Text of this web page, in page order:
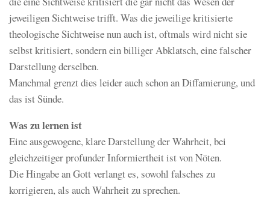
jeweiligen Sichtweise trifft. Was die jeweilige kritisierte
theologische Sichtweise nun auch ist, oftmals wird nicht sie
selbst kritisiert, sondern ein billiger Abklatsch, eine falscher
Darstellung derselben.
Manchmal grenzt dies leider auch schon an Diffamierung, und
das ist Sünde.
Was zu lernen ist
Eine ausgewogene, klare Darstellung der Wahrheit, bei
gleichzeitiger profunder Informiertheit ist von Nöten.
Die Hingabe an Gott verlangt es, sowohl falsches zu
korrigieren, als auch Wahrheit zu sprechen.